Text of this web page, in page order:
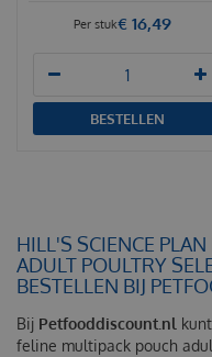
€ 16,49
Per stuk
BESTELLEN
HILL'S SCIENCE
ADULT POULTRY
BESTELLEN BIJ
Bij Petfooddiscount.nl
feline multipack pouch